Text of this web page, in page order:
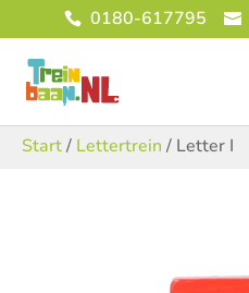
0180-617795
Start/ Lettertrein / Letter I